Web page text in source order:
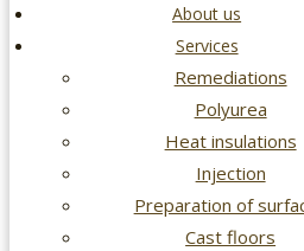
About us
Services
Remediations
Polyurea
Heat insulations
Injection
Preparation of
Cast floors